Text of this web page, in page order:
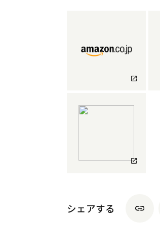
シェアする